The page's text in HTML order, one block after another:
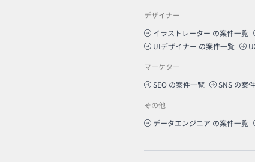
デザイナー
イラストレーター の案件一覧
UIデザイナー の案件一覧
マーケター
SEO の案件一覧 SNS の案
その他
データエンジニア の案件一覧